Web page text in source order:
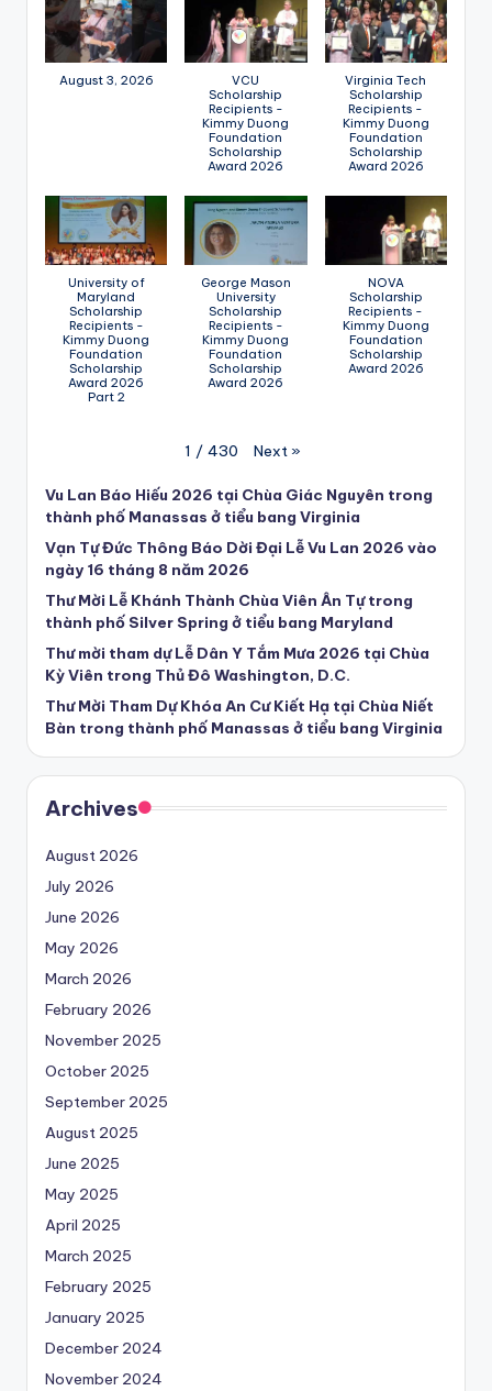
August 3, 2026
VCU
Scholarship
Recipients -
Kimmy Duong
Foundation
Scholarship
Award 2026
Virginia Tech
Scholarship
Recipients -
Kimmy Duong
Foundation
Scholarship
Award 2026
University of
Maryland
Scholarship
Recipients -
Kimmy Duong
Foundation
Scholarship
Award 2026
Part 2
George Mason
University
Scholarship
Recipients -
Kimmy Duong
Foundation
Scholarship
Award 2026
NOVA
Scholarship
Recipients -
Kimmy Duong
Foundation
Scholarship
Award 2026
1 / 430 Next »
Vu Lan Báo Hiếu 2026 tại Chùa Giác Nguyên trong
thành phố Manassas ở tiểu bang Virginia
Vạn Tự Đức Thông Báo Dời Đại Lễ Vu Lan 2026 vào
ngày 16 tháng 8 năm 2026
Thư Mời Lễ Khánh Thành Chùa Viên Ân Tự trong
thành phố Silver Spring ở tiểu bang Maryland
Thư mời tham dự Lễ Dân Y Tắm Mưa 2026 tại Chùa
Kỳ Viên trong Thủ Đô Washington, D.C.
Thư Mời Tham Dự Khóa An Cư Kiết Hạ tại Chùa Niết
Bàn trong thành phố Manassas ở tiểu bang Virginia
Archives
August 2026
July 2026
June 2026
May 2026
March 2026
February 2026
November 2025
October 2025
September 2025
August 2025
June 2025
May 2025
April 2025
March 2025
February 2025
January 2025
December 2024
November 2024